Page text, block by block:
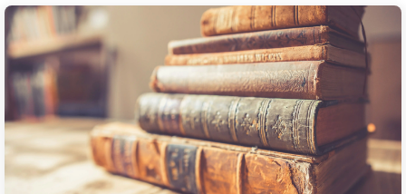
得一等奖后，作者随校车赴佛山参加省赛，途中晕车不
适，得到导游照顾，并在佛山外语学校完成比赛，最终
获得二等奖。文章还穿插了对宇宙的热爱源于童年梦
想、分班后兴趣减退的思考，以及选择在辉煌时结束比
赛的感悟，展现了成长中的喜悦、坚持与取舍。